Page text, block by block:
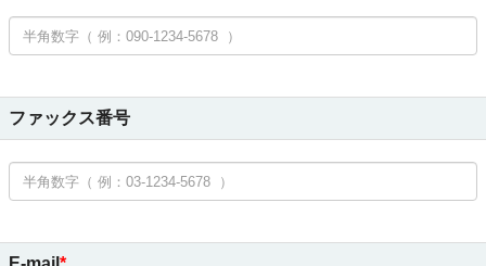
ファックス番号